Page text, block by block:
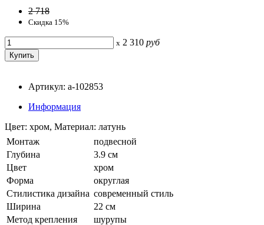
2 718
Скидка 15%
x 2 310 руб
Артикул: a-102853
Информация
Цвет: хром, Материал: латунь
Монтаж
подвесной
Глубина
3.9 см
Цвет
хром
Форма
округлая
Стилистика дизайна современный стиль
Ширина
22 см
Метод крепления
шурупы